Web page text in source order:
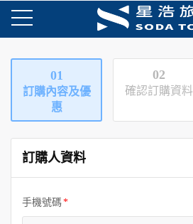
01
訂購內容及優
惠
02
確認訂購資料
訂購人資料
手機號碼